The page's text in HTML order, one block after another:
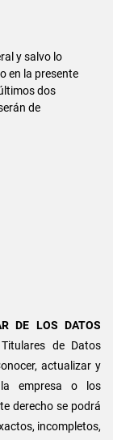
y salvo lo
en la presente
dos
de
DE LOS DATOS
de Datos
actualizar y
empresa o los
derecho se podrá
incompletos,